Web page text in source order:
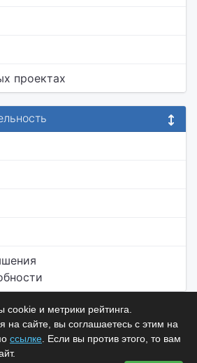
проектах
и метрики рейтинга.
на сайте, вы соглашаетесь с этим на
ссылке . Если вы против этого, то вам